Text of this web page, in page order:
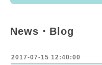
News・Blog
2017-07-15 12:40:00